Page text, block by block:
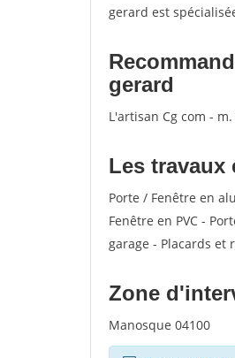
gerard est
gerard
L'artisan Cg com -
Les travaux
Porte / Fenêtre en
Fenêtre en PVC -
garage - Placards et
Zone
Manosque 04100